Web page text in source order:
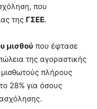
που
της ΓΣΕΕ.
μισθού που έφτασε
της αγοραστικής
πλήρους
28% για όσους